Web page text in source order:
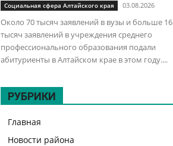
Социальная сфера Алтайского края 03.08.2026
Около 70 тысяч заявлений в вузы и больше 16
тысяч заявлений в учреждения среднего
профессионального образования подали
абитуриенты в Алтайском крае в этом году....
РУБРИКИ
Главная
Новости района